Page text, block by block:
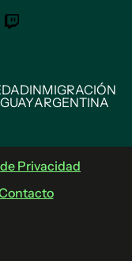
INMIGRACIÓN
ARGENTINA
Privacidad